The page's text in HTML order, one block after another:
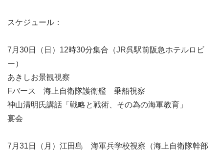
スケジュール：
7月30日（日）12時30分集合（JR呉駅前阪急ホテルロビ
ー）
あきしお景観視察
Fバース 海上自衛隊護衛艦 乗船視察
神山清明氏講話「戦略と戦術、その為の海軍教育」
宴会
7月31日（月）江田島 海軍兵学校視察（海上自衛隊幹部